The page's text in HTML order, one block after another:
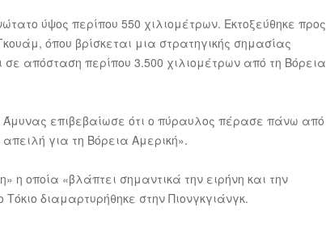
ύψος περίπου 550 χιλιομέτρων. Εκτοξεύθηκε προς
όπου βρίσκεται μια στρατηγικής σημασίας
απόσταση περίπου 3.500 χιλιομέτρων από τη Βόρεια
Άμυνας επιβεβαίωσε ότι ο πύραυλος πέρασε πάνω από
για τη Βόρεια Αμερική».
οποία «βλάπτει σημαντικά την ειρήνη και την
διαμαρτυρήθηκε στην Πιονγκγιάνγκ.